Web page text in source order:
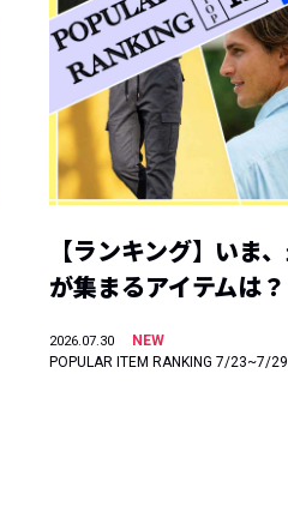
【ランキング】いま
が集まるアイテムは
2026.07.30
NEW
POPULAR ITEM RANKING 7/23~7/29